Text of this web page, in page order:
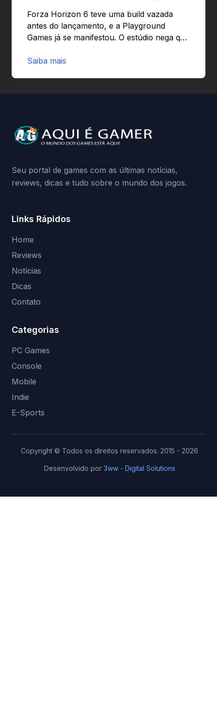
Forza Horizon 6 teve uma build vazada
antes do lançamento, e a Playground
Games já se manifestou. O estúdio nega que
preload e avisa que quem usar versões não
da Playground: negação do preload,
medidas contra acessos não autorizados
Saiba mais
Seu portal de games com as últimas notícias,
reviews, dicas e tudo sobre o mundo dos jogos.
Links Rápidos
Home
Reviews
Notícias
Dicas
Contato
Categorias
PC Games
Console
Mobile
Indie
E-Sports
Copyright © Todos os direitos reservados. 2015 - 2026
Desenvolvido por 3ww - Digital Solutions